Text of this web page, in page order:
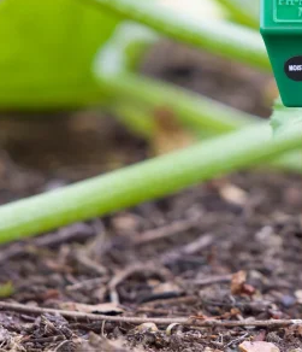
e como